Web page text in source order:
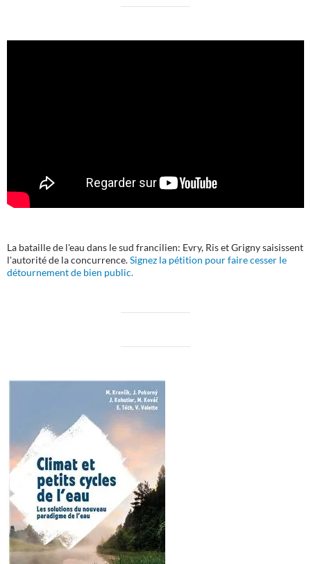
La bataille de l'eau dans le sud francilien: Evry, Ris et Grigny saisissent
l'autorité de la concurrence.Signez la pétition pour faire cesser le
détournement de bien public.